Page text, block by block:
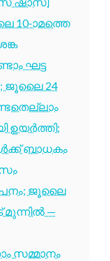
10-ാമത്തെ
ഘട്ട
ജൂലൈ 24
ഉയർത്തി;
ബാധകം
ജൂലൈ
മുന്നിൽ —
സമ്മാനം